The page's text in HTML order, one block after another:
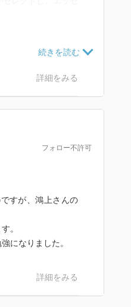
を持っていない方
効率がいい有効な
がくれるのと同じ
も惹かれたのです
を読んでわかりま
詳細をみる
フォロー不許可
すが、鴻上さんの
。
になりました。
詳細をみる